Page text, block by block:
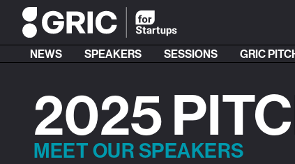
NEWS SPEAKERS SESSIONS GRIC
2025
MEET OUR SPEAKERS